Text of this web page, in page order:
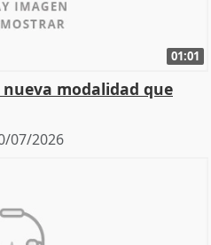
01:01
modalidad que
07/2026